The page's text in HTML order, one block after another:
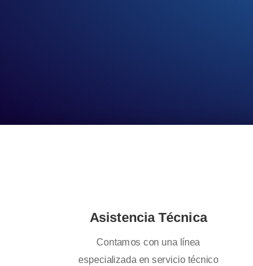
Asistencia Técnica
Contamos con una línea
especializada en servicio técnico